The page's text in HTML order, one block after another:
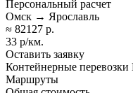
Персональный расчет
Омск → Ярославль
≈ 82127 р.
33 р/км.
Оставить заявку
Контейнерные перевозки
Маршруты